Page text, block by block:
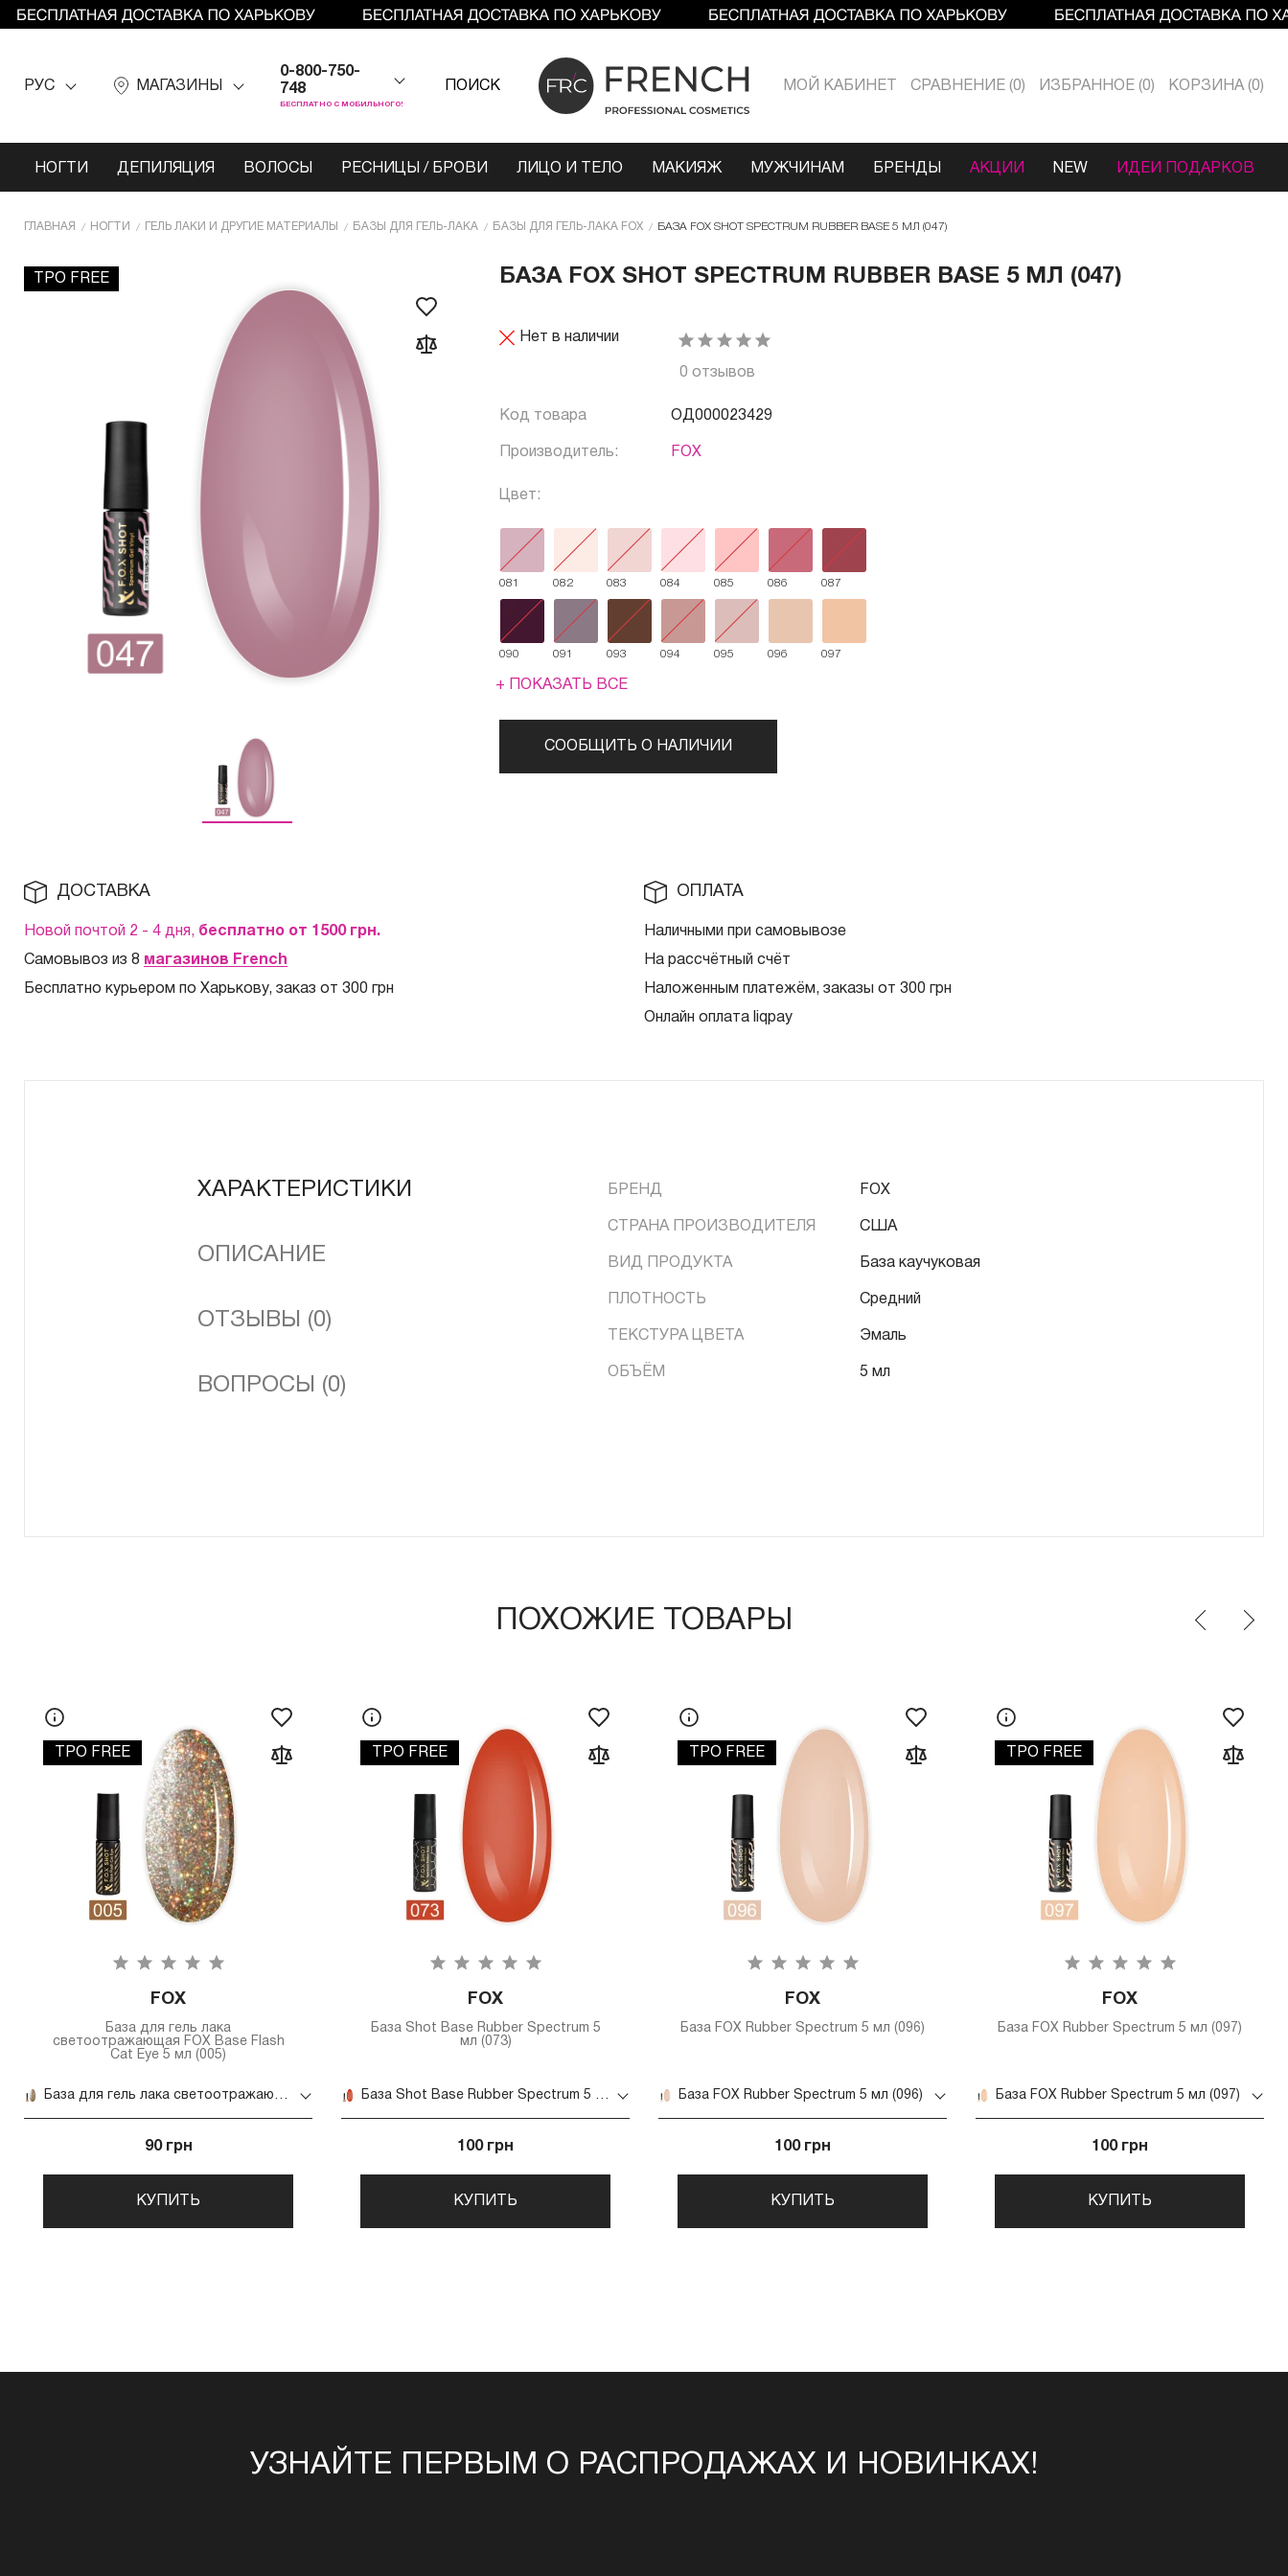
РУС МАГАЗИНЫ
0-800-750-
748
БЕСПЛАТНО С МОБИЛЬНОГО!
ПОИСК МОЙ КАБИНЕТ СРАВНЕНИЕ 0 ИЗБРАННОЕ 0 КОРЗИНА 0
НОГТИ ДЕПИЛЯЦИЯ ВОЛОСЫ РЕСНИЦЫ / БРОВИ ЛИЦО И ТЕЛО МАКИЯЖ МУЖЧИНАМ БРЕНДЫ АКЦИИ NEW ИДЕИ ПОДАРКОВ
ГЛАВНАЯ НОГТИ ГЕЛЬ ЛАКИ И ДРУГИЕ МАТЕРИАЛЫ БАЗЫ ДЛЯ ГЕЛЬ-ЛАКА БАЗЫ ДЛЯ ГЕЛЬ-ЛАКА FOX БАЗА FOX SHOT SPECTRUM RUBBER BASE 5 МЛ (047)
TPO FREE БАЗА FOX SHOT SPECTRUM RUBBER BASE 5 МЛ (047)
Нет в наличии
0 отзывов
Код товара ОД000023429
Производитель: FOX
Цвет:
081 082 083 084 085 086 087
090 091 093 094 095 096 097
+ ПОКАЗАТЬ ВСЕ
СООБЩИТЬ О НАЛИЧИИ
ДОСТАВКА
Новой почтой 2 - 4 дня, бесплатно от 1500 грн.
Самовывоз из 8 магазинов French
Бесплатно курьером по Харькову, заказ от 300 грн
ОПЛАТА
Наличными при самовывозе
На рассчётный счёт
Наложенным платежём, заказы от 300 грн
Онлайн оплата liqpay
ХАРАКТЕРИСТИКИ
ОПИСАНИЕ
ОТЗЫВЫ (0)
ВОПРОСЫ (0)
БРЕНД FOX
СТРАНА ПРОИЗВОДИТЕЛЯ США
ВИД ПРОДУКТА База каучуковая
ПЛОТНОСТЬ Средний
ТЕКСТУРА ЦВЕТА Эмаль
ОБЪЁМ 5 мл
ПОХОЖИЕ ТОВАРЫ
TPO FREE
FOX
База для гель лака
светоотражающая FOX Base Flash
Cat Eye 5 мл (005)
База для гель лака светоотражающая FOX Base Flash Cat Eye 5 мл (005)
90 грн
КУПИТЬ
TPO FREE
FOX
База Shot Base Rubber Spectrum 5
мл (073)
База Shot Base Rubber Spectrum 5 мл (073)
100 грн
КУПИТЬ
TPO FREE
FOX
База FOX Rubber Spectrum 5 мл (096)
База FOX Rubber Spectrum 5 мл (096)
100 грн
КУПИТЬ
TPO FREE
FOX
База FOX Rubber Spectrum 5 мл (097)
База FOX Rubber Spectrum 5 мл (097)
100 грн
КУПИТЬ
УЗНАЙТЕ ПЕРВЫМ О РАСПРОДАЖАХ И НОВИНКАХ!